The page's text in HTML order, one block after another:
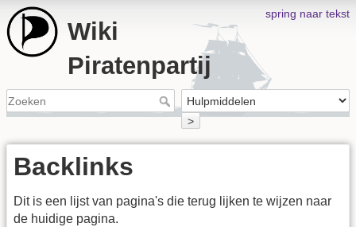
spring naar tekst
Wiki
Piratenpartij
>
Backlinks
Dit is een lijst van pagina's die terug lijken te wijzen naar
de huidige pagina.